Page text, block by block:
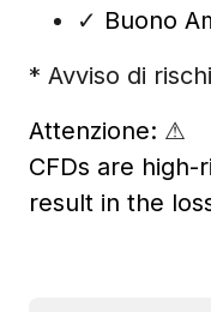
✓ Buono
* Avviso di
Attenzione: ⚠
CFDs are high-
result in the